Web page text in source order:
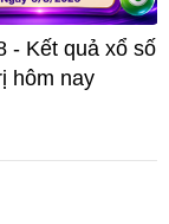
- Kết quả xổ số
hôm nay